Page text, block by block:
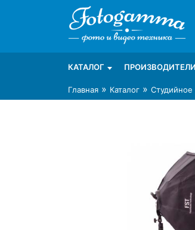
Интернет-магазин
Магазин
КАТАЛОГ ПРОИЗВОДИТЕЛИ
Главная » Каталог » Студийное